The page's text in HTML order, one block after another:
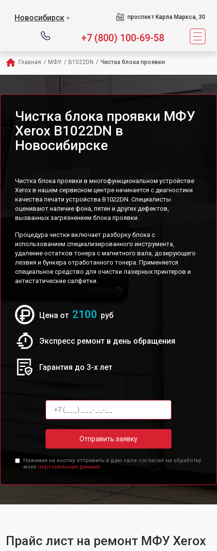
Новосибирск ▼ проспект Карла Маркса, 30
+7 (800) 100-69-58
Главная / МФУ / B1022DN / Чистка блока проявки
Чистка блока проявки МФУ
Xerox B1022DN в
Новосибирске
Чистка блока проявки в многофункциональном устройстве
Xerox в нашем сервисном центре начинается с диагностики
качества печати устройства B1022DN. Специалисты
оценивают наличие фона, пятен и других дефектов,
вызванных загрязнением блока проявки.
Процедура чистки включает разборку блока с
использованием специализированного инструмента,
удаление остатков тонера с магнитного вала, дозирующего
лезвия и бункера отработанного тонера. Применяется
специальное средство для очистки лазерных принтеров и
антистатические салфетки.
Цена от 2100 руб
Экспресс ремонт в день обращения
Гарантия до 3-х лет
Отправить заявку
Нажимая на кнопку отправить я даю свое согласие на обработку
моих персональных данных.
Прайс лист на ремонт МФУ Xerox